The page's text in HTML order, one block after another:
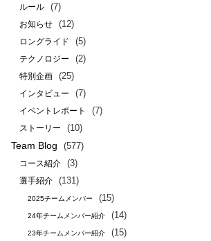
ルール (7)
お知らせ (12)
ロングライド (5)
テクノロジー (2)
特別企画 (25)
インタビュー (7)
イベントレポート (7)
ストーリー (10)
Team Blog (577)
コース紹介 (3)
選手紹介 (131)
2025チームメンバー (15)
24年チームメンバー紹介 (14)
23年チームメンバー紹介 (15)